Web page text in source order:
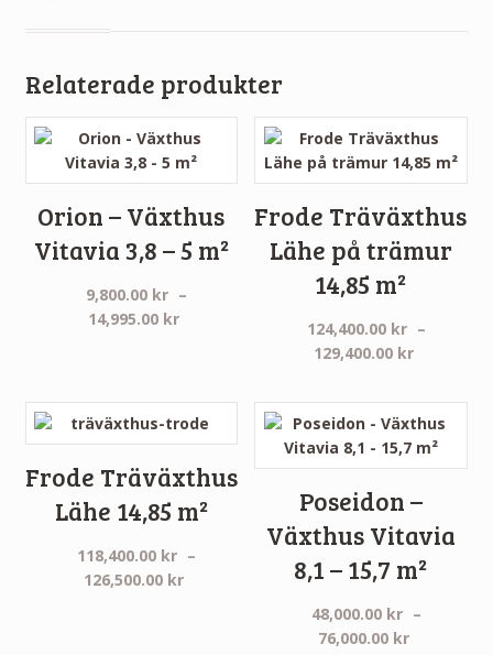
Relaterade produkter
Orion – Växthus
Vitavia 3,8 – 5 m²
9,800.00 kr –
14,995.00 kr
Frode Träväxthus
Lähe på trämur
14,85 m²
124,400.00 kr –
129,400.00 kr
till
Frode Träväxthus
Lähe 14,85 m²
118,400.00 kr –
126,500.00 kr
Poseidon –
Växthus Vitavia
8,1 – 15,7 m²
48,000.00 kr –
76,000.00 kr